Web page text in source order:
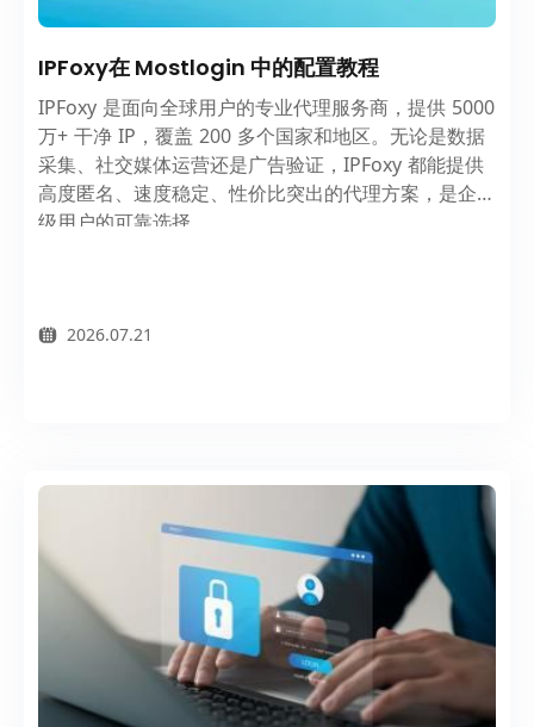
IPFoxy在 Mostlogin 中的配置教程
IPFoxy 是面向全球用户的专业代理服务商，提供 5000
万+ 干净 IP，覆盖 200 多个国家和地区。无论是数据
采集、社交媒体运营还是广告验证，IPFoxy 都能提供
高度匿名、速度稳定、性价比突出的代理方案，是企业
级用户的可靠选择。
2026.07.21